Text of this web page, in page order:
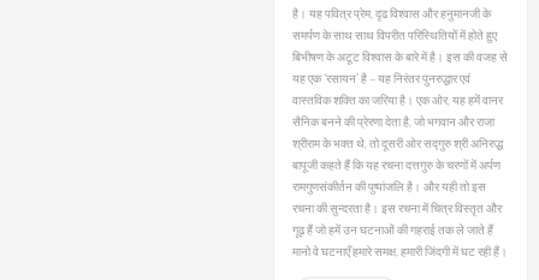
है। यह पवित्र प्रेम, दृढ विश्वास और हनुमानजी के
समर्पण के साथ साथ विपरीत परिस्थितियों में होते हुए
बिभीषण के अटूट विश्वास के बारे में है। इस की वजह से
यह एक ‘रसायन’ है – यह निरंतर पुनरुद्धार एवं
वास्तविक शक्ति का जरिया है। एक ओर, यह हमें वानर
सैनिक बनने की प्रेरणा देता है, जो भगवान और राजा
श्रीराम के भक्त थे, तो दूसरी ओर सद्गुरु श्री अनिरुद्ध
बापूजी कहते हैं कि यह रचना दत्तगुरु के चरणों में अर्पण
रामगुणसंकीर्तन की पुष्पांजलि है। और यही तो इस
रचना की सुन्दरता है। इस रचना में चित्र विस्तृत और
गूढ़ हैं जो हमें उन घटनाओं की गहराई तक ले जाते हैं
मानो वे घटनाएँ हमारे समक्ष, हमारी जिंदगी में घट रही हैं।